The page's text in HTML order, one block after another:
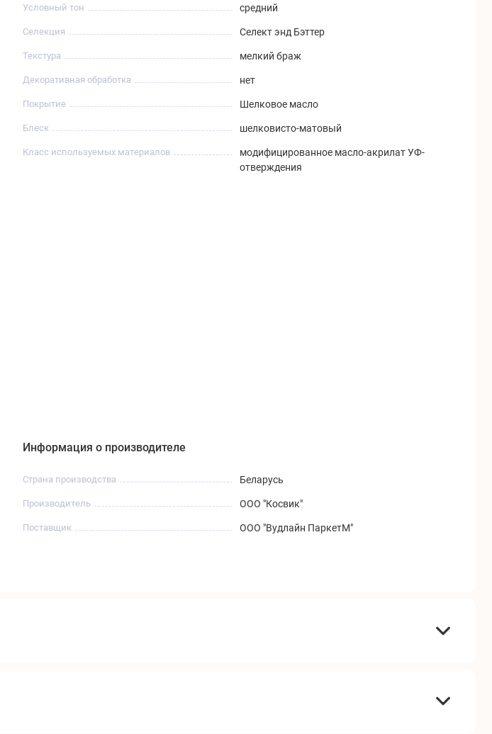
Условный тон средний
Селекция Селект энд Бэттер
Текстура мелкий браж
Декоративная обработка нет
Покрытие Шелковое масло
Блеск шелковисто-матовый
Класс используемых материалов
модифицированное масло-акрилат УФ-
отверждения
Информация о производителе
Страна производства Беларусь
Производитель ООО "Косвик"
Поставщик ООО "Вудлайн ПаркетМ"